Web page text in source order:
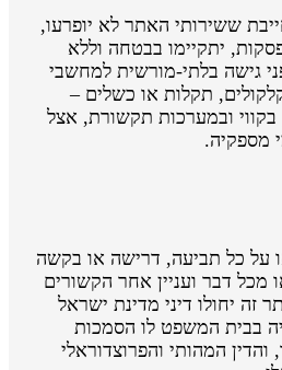
ששירותי האתר לא יופרעו,
יתקיימו בבטחה וללא
גישה בלתי-מורשית למחשבי
תקלות או כשלים –
ובמערכות תקשורת, אצל
כל תביעה, דרישה או בקשה
דבר ועניין אחר הקשורים
יחולו דיני מדינת ישראל
בבית המשפט לו הסמכות
המהותי והפרוצדוראלי